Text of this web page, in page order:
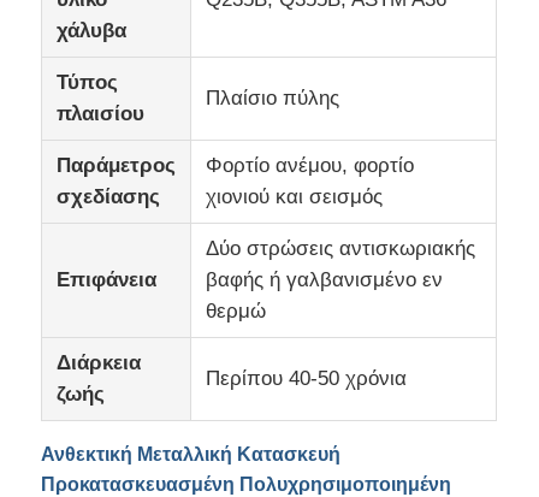
Επισκέψεις στο εργοστάσιο
Έλεγχος Ποιότητας
Επικοινωνήστε μαζί μας
Υποθέσεις
Ιστολόγιο
Ζητήστε Προσφορά
χάλυβα
Τύπος
πλαισίου
Πλαίσιο πύλης
Παράμετρος
σχεδίασης
Φορτίο ανέμου, φορτίο
χιονιού και σεισμός
Επιφάνεια
Δύο στρώσεις αντισκωριακής
βαφής ή γαλβανισμένο εν
θερμώ
Διάρκεια
ζωής
Περίπου 40-50 χρόνια
Ανθεκτική Μεταλλική Κατασκευή
Προκατασκευασμένη Πολυχρησιμοποιημένη